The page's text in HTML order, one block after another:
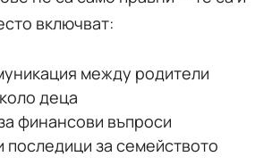
включват:
между родители
деца
финансови въпроси
последици за семейството